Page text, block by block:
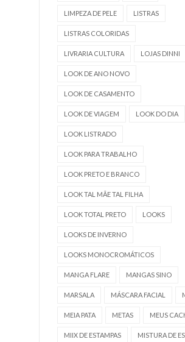
LIMPEZA DE PELE LISTRAS
LISTRAS COLORIDAS
LIVRARIA CULTURA LOJAS DINNI
LOOK DE ANO NOVO
LOOK DE CASAMENTO
LOOK DE VIAGEM LOOK DO DIA
LOOK LISTRADO
LOOK PARA TRABALHO
LOOK PRETO E BRANCO
LOOK TAL MÃE TAL FILHA
LOOK TOTAL PRETO LOOKS
LOOKS DE INVERNO
LOOKS MONOCROMÁTICOS
MANGA FLARE MANGAS SINO
MARSALA MÁSCARA FACIAL
MEIA PATA METAS MEUS
MIIX DE ESTAMPAS MISTURA DE